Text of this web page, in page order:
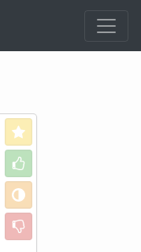
Love
Like
Neutral
Dislike